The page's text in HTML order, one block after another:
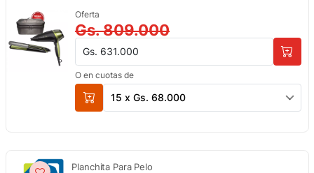
Oferta
Gs. 809.000
Gs. 631.000
O en cuotas de
15 x Gs. 68.000
Planchita Para Pelo